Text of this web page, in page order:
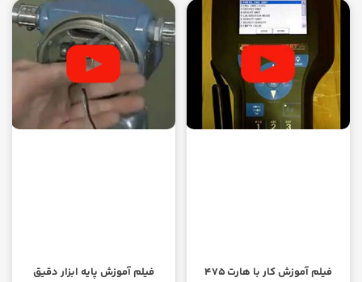
فیلم آموزش کار با هارت ۴۷۵ فیلم آموزش پایه ابزار دقیق